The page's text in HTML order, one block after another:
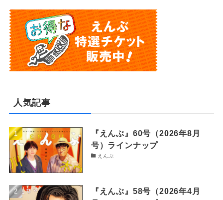
人気記事
『えんぶ』60号（2026年8月
号）ラインナップ
えんぶ
『えんぶ』58号（2026年4月